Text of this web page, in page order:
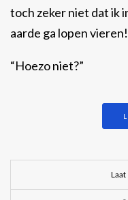
toch zeker niet dat ik
aarde ga lopen
“Hoezo niet?”